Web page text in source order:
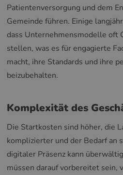
Patientenversorgung und dem
Gemeinde führen. Einige
dass Unternehmensmodelle oft
stellen, was es für engagierte
macht, ihre Standards und ihre
beizubehalten.
Komplexität des
Die Startkosten sind höher, die
komplizierter und der Bedarf an
digitaler Präsenz kann
müssen darauf vorbereitet sein,